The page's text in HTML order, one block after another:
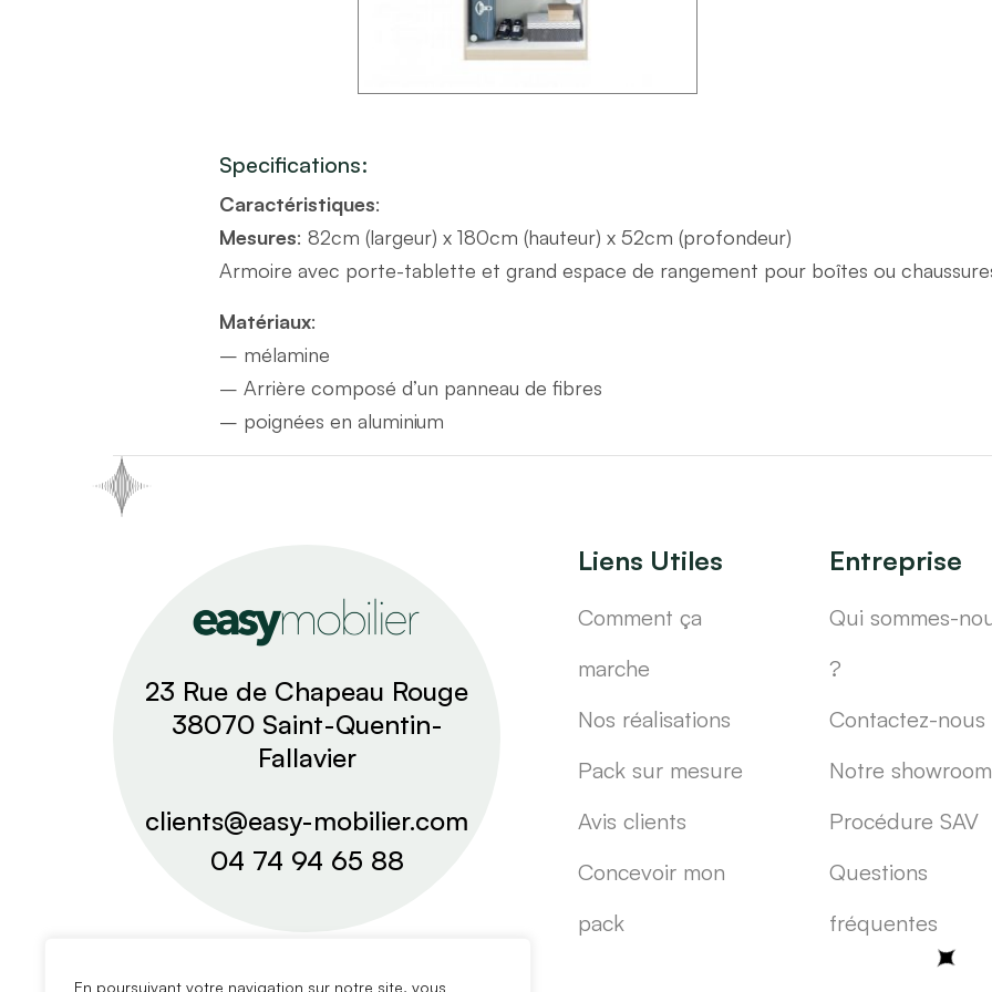
En poursuivant votre navigation sur notre site, vous
Specifications:
Caractéristiques:
Mesures: 82cm (largeur) x 180cm (hauteur) x 52cm (profondeur)
Armoire avec porte-tablette et grand espace de rangement pour boîtes ou
Matériaux:
– mélamine
– Arrière composé d’un panneau de fibres
– poignées en aluminium
23 Rue de Chapeau Rouge
38070 Saint-Quentin-
Fallavier
clients@easy-mobilier.com
04 74 94 65 88
Liens Utiles
Comment ça
marche
Nos réalisations
Pack sur mesure
Avis clients
Concevoir mon
pack
Entreprise
Qui sommes-
?
Contactez-nous
Notre showroom
Procédure SAV
Questions
fréquentes